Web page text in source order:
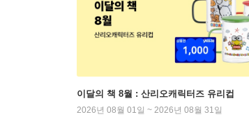
이달의 책 8월 : 산리오캐릭터즈 유리컵
2026년 08월 01일 ~ 2026년 08월 31일